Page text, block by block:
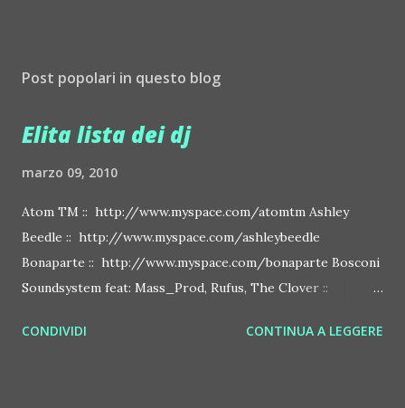
Post popolari in questo blog
Elita lista dei dj
marzo 09, 2010
Atom TM :: http://www.myspace.com/atomtm Ashley
Beedle :: http://www.myspace.com/ashleybeedle
Bonaparte :: http://www.myspace.com/bonaparte Bosconi
Soundsystem feat: Mass_Prod, Rufus, The Clover ::
http://www.myspace.com/benderbyetone Chapelier Fou ::
CONDIVIDI CONTINUA A LEGGERE